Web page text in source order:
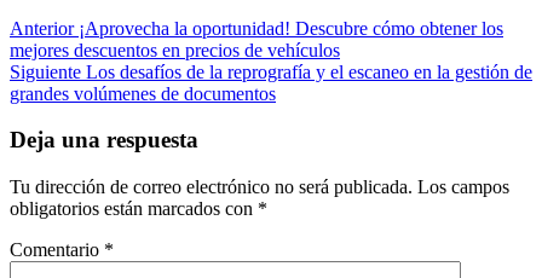
Navegación
de
entradas
Anterior ¡Aprovecha la oportunidad! Descubre cómo obtener los
mejores descuentos en precios de vehículos
Siguiente Los desafíos de la reprografía y el escaneo en la gestión de
grandes volúmenes de documentos
Deja una respuesta
Tu dirección de correo electrónico no será publicada. Los campos
obligatorios están marcados con *
Comentario *